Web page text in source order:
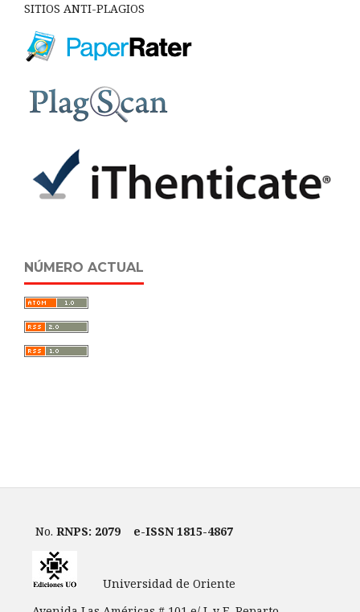
SITIOS ANTI-PLAGIOS
NÚMERO ACTUAL
No. RNPS: 2079 e-ISSN 1815-4867
Universidad de Oriente